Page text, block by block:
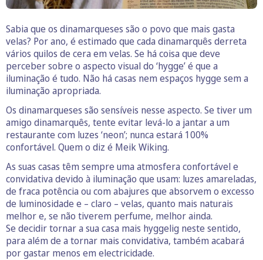
Sabia que os dinamarqueses são o povo que mais gasta
velas? Por ano, é estimado que cada dinamarquês derreta
vários quilos de cera em velas. Se há coisa que deve
perceber sobre o aspecto visual do ‘hygge’ é que a
iluminação é tudo. Não há casas nem espaços hygge sem a
iluminação apropriada.
Os dinamarqueses são sensíveis nesse aspecto. Se tiver um
amigo dinamarquês, tente evitar levá-lo a jantar a um
restaurante com luzes ‘neon’; nunca estará 100%
confortável. Quem o diz é Meik Wiking.
As suas casas têm sempre uma atmosfera confortável e
convidativa devido à iluminação que usam: luzes amareladas,
de fraca potência ou com abajures que absorvem o excesso
de luminosidade e – claro – velas, quanto mais naturais
melhor e, se não tiverem perfume, melhor ainda.
Se decidir tornar a sua casa mais hyggelig neste sentido,
para além de a tornar mais convidativa, também acabará
por gastar menos em electricidade.